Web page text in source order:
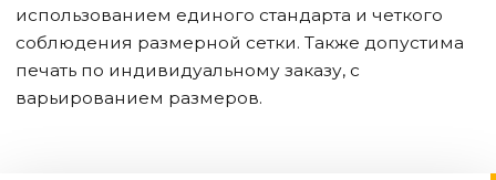
использованием единого стандарта и четкого
соблюдения размерной сетки. Также допустима
печать по индивидуальному заказу, с
варьированием размеров.